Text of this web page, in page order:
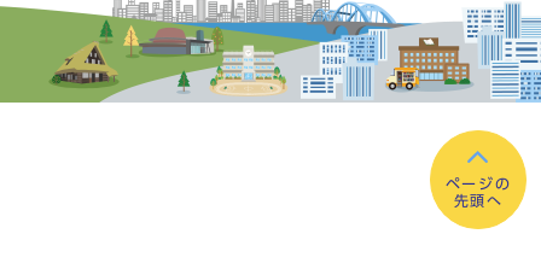
ページの
先頭へ